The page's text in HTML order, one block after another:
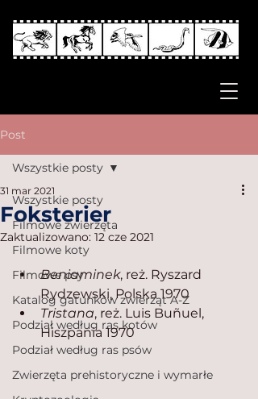
Post
Wszystkie posty
Filmowe zwierzęta
Filmowe koty
Filmowe psy
Katalog gatunków zwierząt A-Z
Podział według ras kotów
Podział według ras psów
Zwierzęta prehistoryczne i wymarłe
Wszystkie posty
Foksterier
31 mar 2021
Zaktualizowano: 12 cze 2021
Beniaminek, reż. Ryszard
Rydzewski, Polska 1970
Tristana, reż. Luis Buñuel,
Hiszpania 1970